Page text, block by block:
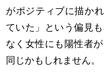
がポジティブに描か
ていた」という偏見
なく女性にも陽性者
同じかもしれません。